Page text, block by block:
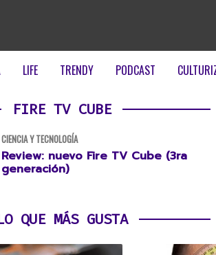
LIFE TRENDY PODCAST
FIRE TV CUBE
CIENCIA Y TECNOLOGÍA
Review: nuevo Fire TV Cube (3ra
generación)
QUE MÁS GUSTA